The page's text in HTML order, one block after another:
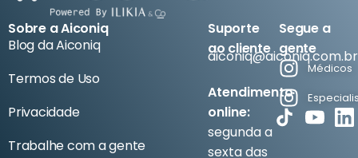
Sobre a Aiconiq
Blog da Aiconiq
Termos de Uso
Privacidade
Trabalhe com a gente
Suporte
ao cliente
aiconiq@aiconiq.com.br
Atendimento
online:
segunda a
sexta das
Segue a
gente
Médicos